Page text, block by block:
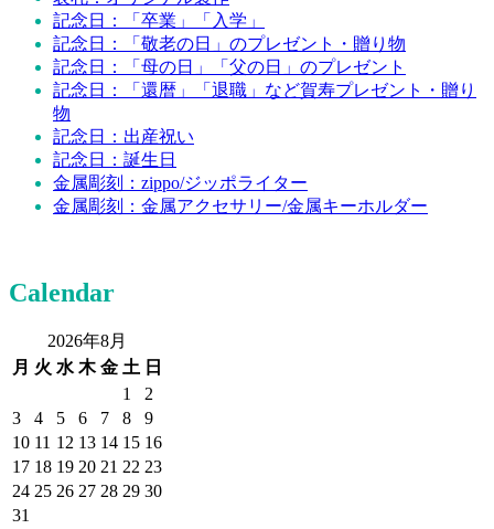
記念日：「卒業」「入学」
記念日：「敬老の日」のプレゼント・贈り物
記念日：「母の日」「父の日」のプレゼント
記念日：「還暦」「退職」など賀寿プレゼント・贈り
物
記念日：出産祝い
記念日：誕生日
金属彫刻：zippo/ジッポライター
金属彫刻：金属アクセサリー/金属キーホルダー
Calendar
2026年8月
月 火 水 木 金 土 日
1
2
3
4 5 6 7 8
9
10 11 12 13 14 15 16
17 18 19 20 21 22 23
24 25 26 27 28 29 30
31